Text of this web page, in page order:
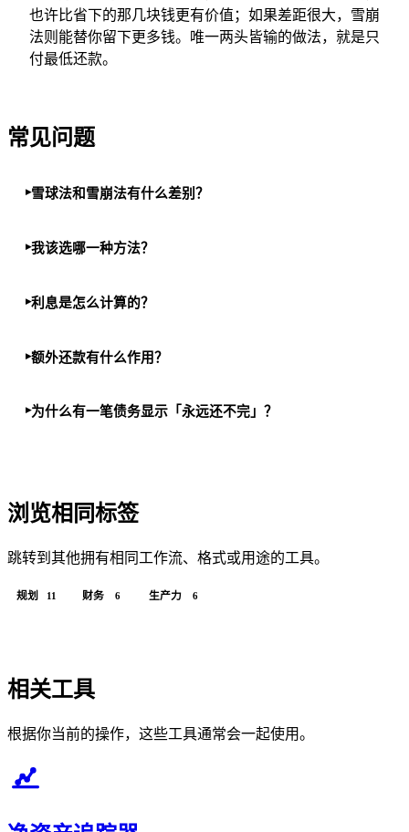
也许比省下的那几块钱更有价值；如果差距很大，雪崩
法则能替你留下更多钱。唯一两头皆输的做法，就是只
付最低还款。
常见问题
雪球法和雪崩法有什么差别？
我该选哪一种方法？
利息是怎么计算的？
额外还款有什么作用？
为什么有一笔债务显示「永远还不完」？
浏览相同标签
跳转到其他拥有相同工作流、格式或用途的工具。
规划 11 财务 6 生产力 6
相关工具
根据你当前的操作，这些工具通常会一起使用。